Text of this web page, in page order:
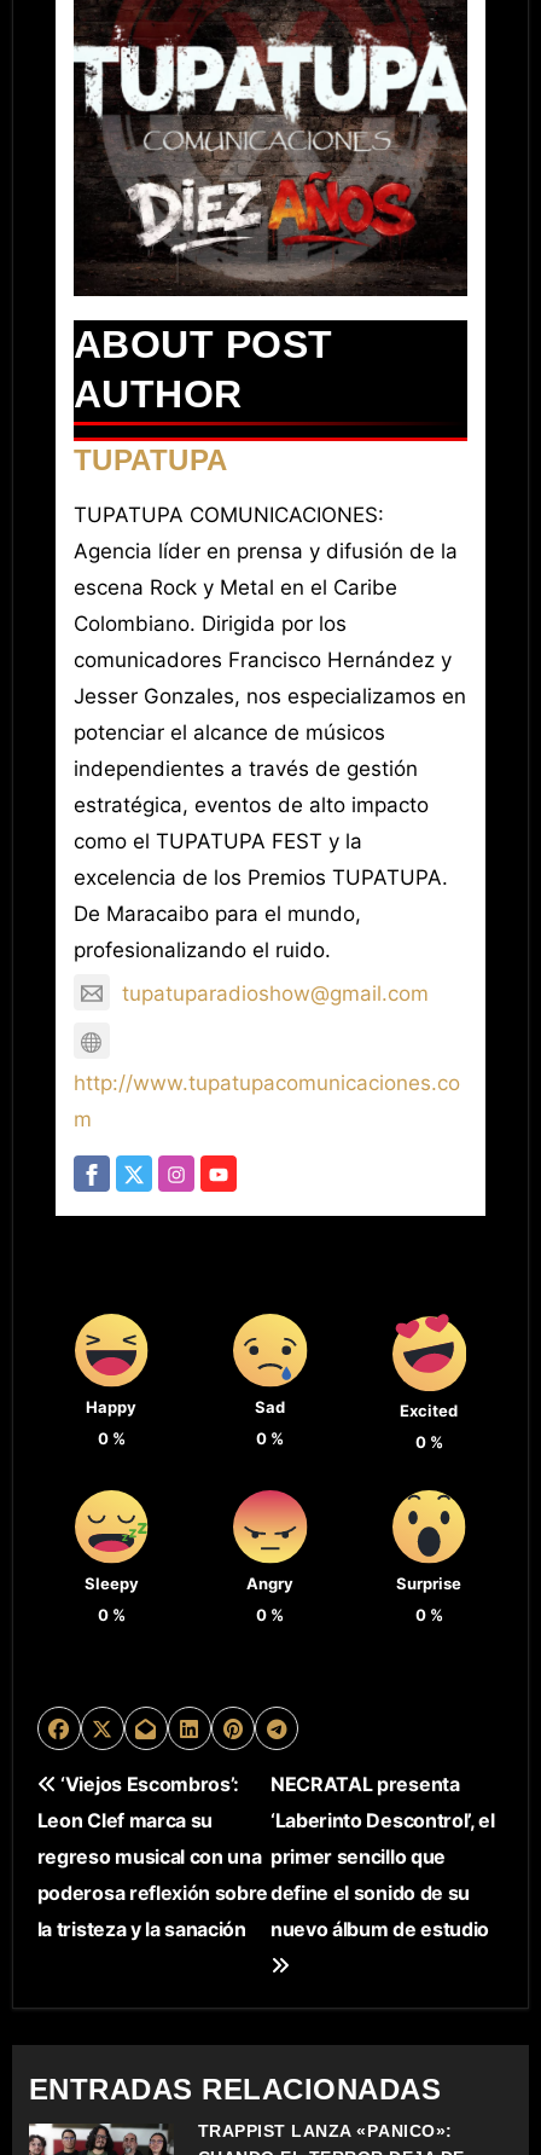
ABOUT POST
AUTHOR
TUPATUPA
TUPATUPA COMUNICACIONES:
Agencia líder en prensa y difusión de la
escena Rock y Metal en el Caribe
Colombiano. Dirigida por los
comunicadores Francisco Hernández y
Jesser Gonzales, nos especializamos en
potenciar el alcance de músicos
independientes a través de gestión
estratégica, eventos de alto impacto
como el TUPATUPA FEST y la
excelencia de los Premios TUPATUPA.
De Maracaibo para el mundo,
profesionalizando el ruido.
tupatuparadioshow@gmail.com
http://www.tupatupacomunicaciones.co
m
Happy
0%
Sad
0 %
Excited
0%
Sleepy
0%
Angry
0 %
Surprise
0%
N
A
V
E
A
C
I
‘Viejos Escombros’:
Leon Clef marca su
regreso musical con una
poderosa reflexión sobre
la tristeza y la sanación
NECRATAL presenta
‘Laberinto Descontrol’, el
primer sencillo que
define el sonido de su
nuevo álbum de estudio
ENTRADAS RELACIONADAS
TRAPPIST LANZA «PÁNICO»: